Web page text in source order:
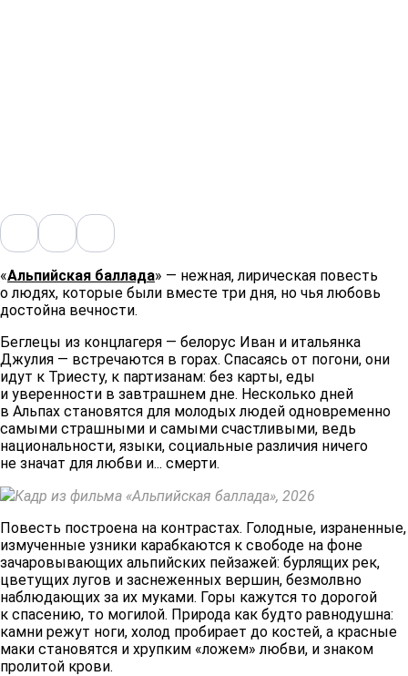
«Альпийская баллада» — нежная, лирическая повесть
о людях, которые были вместе три дня, но чья любовь
достойна вечности.
Беглецы из концлагеря — белорус Иван и итальянка
Джулия — встречаются в горах. Спасаясь от погони, они
идут к Триесту, к партизанам: без карты, еды
и уверенности в завтрашнем дне. Несколько дней
в Альпах становятся для молодых людей одновременно
самыми страшными и самыми счастливыми, ведь
национальности, языки, социальные различия ничего
не значат для любви и... смерти.
Кадр из фильма «Альпийская баллада», 2026
Повесть построена на контрастах. Голодные, израненные,
измученные узники карабкаются к свободе на фоне
зачаровывающих альпийских пейзажей: бурлящих рек,
цветущих лугов и заснеженных вершин, безмолвно
наблюдающих за их муками. Горы кажутся то дорогой
к спасению, то могилой. Природа как будто равнодушна:
камни режут ноги, холод пробирает до костей, а красные
маки становятся и хрупким «ложем» любви, и знаком
пролитой крови.